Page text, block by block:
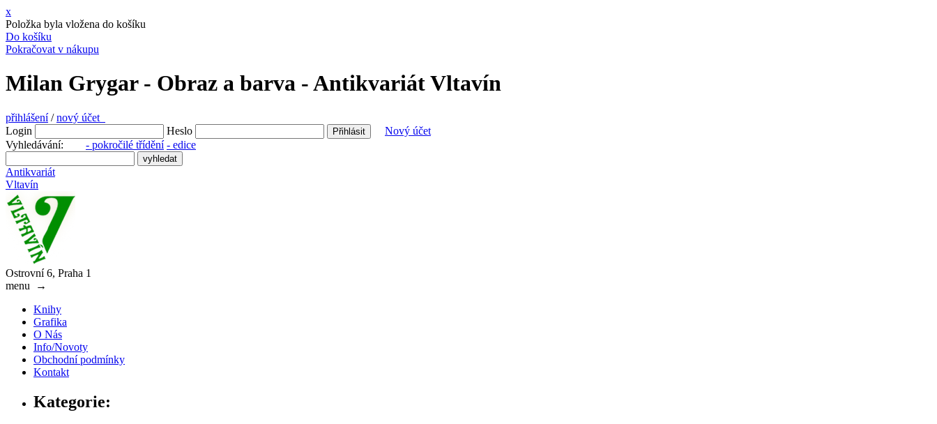
x
Položka byla vložena do košíku
Do košíku
Pokračovat v nákupu
Milan Grygar - Obraz a barva - Antikvariát Vltavín
přihlášení/nový účet
Login
Heslo
Nový účet
Vyhledávání: - pokročilé třídění - edice
Antikvariát
Vltavín
Ostrovní 6, Praha 1
menu
→
Knihy
Grafika
O Nás
Info/Novoty
Obchodní podmínky
Kontakt
Kategorie: